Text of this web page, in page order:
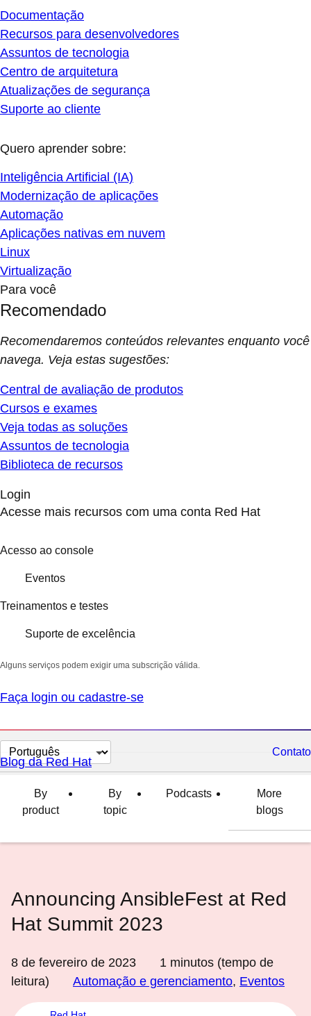
Documentação
Recursos para desenvolvedores
Assuntos de tecnologia
Centro de arquitetura
Atualizações de segurança
Suporte ao cliente
Quero aprender sobre:
Inteligência Artificial (IA)
Modernização de aplicações
Automação
Aplicações nativas em nuvem
Linux
Virtualização
Para você
Recomendado
Recomendaremos conteúdos relevantes enquanto você
navega. Veja estas sugestões:
Central de avaliação de produtos
Cursos e exames
Veja todas as soluções
Assuntos de tecnologia
Biblioteca de recursos
Login
Acesse mais recursos com uma conta Red Hat
Acesso ao console
Eventos
Treinamentos e testes
Suporte de excelência
Alguns serviços podem exigir uma subscrição válida.
Faça login ou cadastre-se
Selecionar
idioma
Contato
Blog da Red Hat
By
product
By
topic
Podcasts
More
blogs
Announcing AnsibleFest at Red
Hat Summit 2023
8 de fevereiro de 2023 1 minutos (tempo de
leitura)
Automação e gerenciamento, Eventos